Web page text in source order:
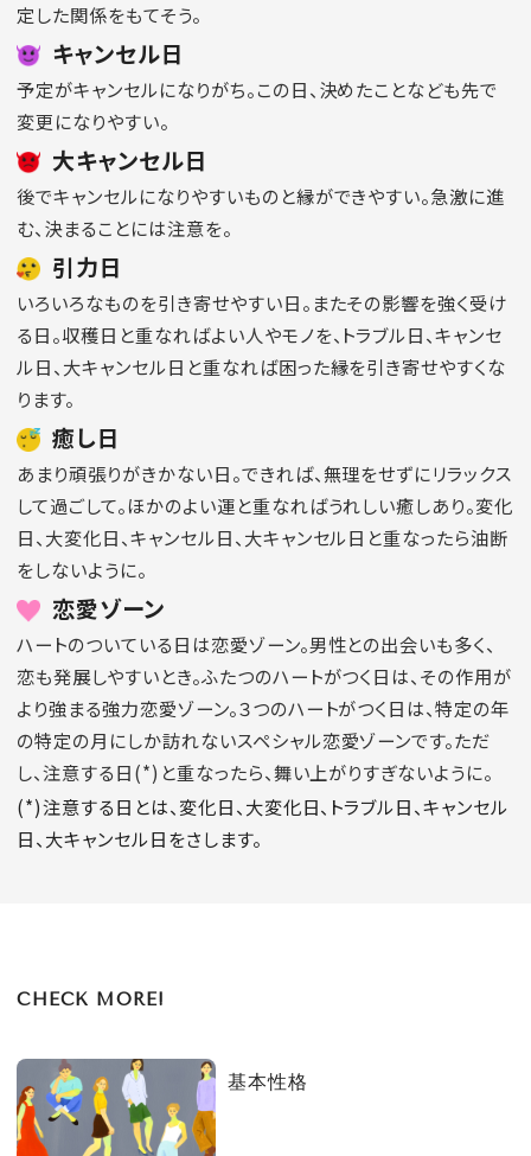
定した関係をもてそう。
キャンセル日
予定がキャンセルになりがち。この日、決めたことなども先で
変更になりやすい。
大キャンセル日
後でキャンセルになりやすいものと縁ができやすい。急激に進
む、決まることには注意を。
引力日
いろいろなものを引き寄せやすい日。またその影響を強く受け
る日。収穫日と重なればよい人やモノを、トラブル日、キャンセ
ル日、大キャンセル日と重なれば困った縁を引き寄せやすくな
ります。
癒し日
あまり頑張りがきかない日。できれば、無理をせずにリラックス
して過ごして。ほかのよい運と重なればうれしい癒しあり。変化
日、大変化日、キャンセル日、大キャンセル日と重なったら油断
をしないように。
恋愛ゾーン
ハートのついている日は恋愛ゾーン。男性との出会いも多く、
恋も発展しやすいとき。ふたつのハートがつく日は、その作用が
より強まる強力恋愛ゾーン。３つのハートがつく日は、特定の年
の特定の月にしか訪れないスペシャル恋愛ゾーンです。ただ
し、注意する日(*)と重なったら、舞い上がりすぎないように。
(*)注意する日とは、変化日、大変化日、トラブル日、キャンセル
日、大キャンセル日をさします。
CHECK MORE!
基本性格